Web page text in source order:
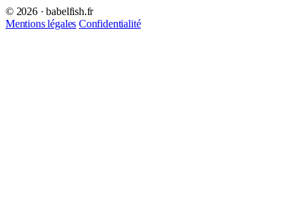
© 2026 · babelfish.fr
Mentions légales Confidentialité